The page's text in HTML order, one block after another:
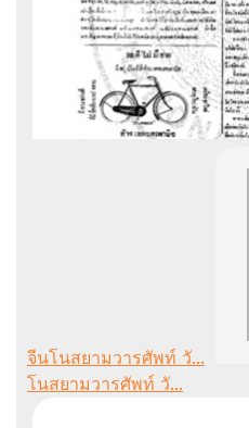
จีนโนสยามวารศัพท์ วั...
โนสยามวารศัพท์ วั...